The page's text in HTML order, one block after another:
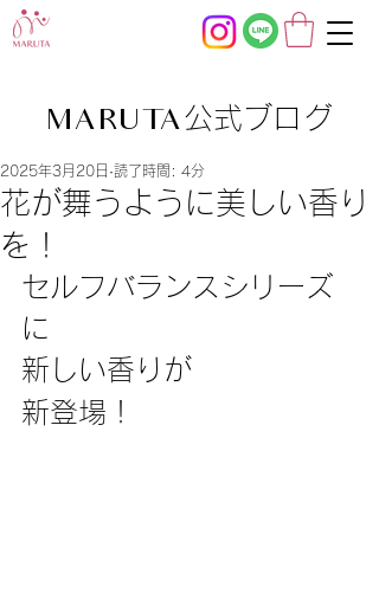
MARUTA公式ブログ
花が舞うように美しい香り
を！
2025年3月20日 読了時間: 4分
セルフバランスシリーズ
に
新しい香りが
新登場！